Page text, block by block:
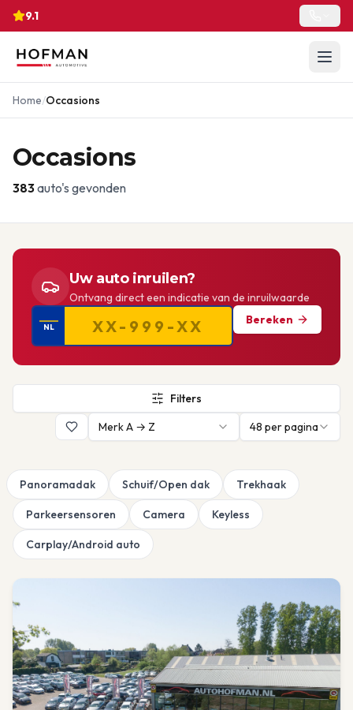
9.1
Home/Occasions
Occasions
383auto's gevonden
Uw auto inruilen?
Ontvang direct een indicatie van de inruilwaarde
NL
Bereken
Filters
Merk A → Z
48 per pagina
Panoramadak Schuif/Open dak Trekhaak
Parkeersensoren Camera Keyless
Carplay/Android auto